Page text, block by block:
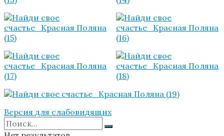
Версия для слабовидящих